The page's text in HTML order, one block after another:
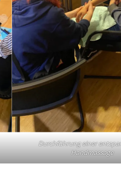
Durchführung einer
Handmassage